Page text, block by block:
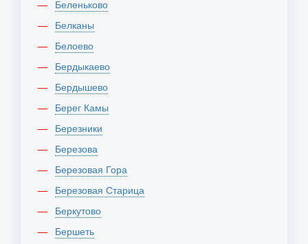
Беленьково
Белканы
Белоево
Бердыкаево
Бердышево
Берег Камы
Березники
Березова
Березовая Гора
Березовая Старица
Беркутово
Бершеть